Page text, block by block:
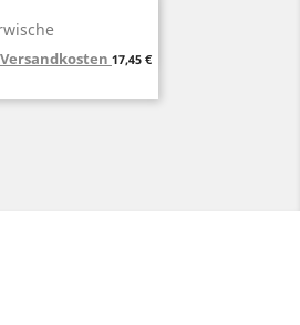
Preis
17,45 €